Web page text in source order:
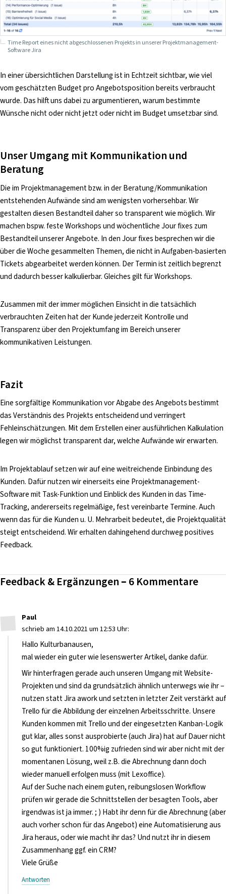
Time Report eines nicht abgeschlossenen Projekts in unserer Projektmanagement-
Software Jira
In einer übersichtlichen Darstellung ist in Echtzeit sichtbar, wie viel
vom geschätzten Budget pro Angebotsposition bereits verbraucht
wurde. Das hilft uns dabei zu argumentieren, warum bestimmte
Wünsche nicht oder nicht jetzt oder nicht im Budget umsetzbar sind.
Unser Umgang mit Kommunikation und
Beratung
Die im Projektmanagement bzw. in der Beratung/Kommunikation
entstehenden Aufwände sind am wenigsten vorhersehbar. Wir
gestalten diesen Bestandteil daher so transparent wie möglich. Wir
machen bspw. feste Workshops und wöchentliche Jour fixes zum
Bestandteil unserer Angebote. In den Jour fixes besprechen wir die
über die Woche gesammelten Themen, die nicht in Aufgaben-basierten
Tickets abgearbeitet werden können. Der Termin ist zeitlich begrenzt
und dadurch besser kalkulierbar. Gleiches gilt für Workshops.
Zusammen mit der immer möglichen Einsicht in die tatsächlich
verbrauchten Zeiten hat der Kunde jederzeit Kontrolle und
Transparenz über den Projektumfang im Bereich unserer
kommunikativen Leistungen.
Fazit
Eine sorgfältige Kommunikation vor Abgabe des Angebots bestimmt
das Verständnis des Projekts entscheidend und verringert
Fehleinschätzungen. Mit dem Erstellen einer ausführlichen Kalkulation
legen wir möglichst transparent dar, welche Aufwände wir erwarten.
Im Projektablauf setzen wir auf eine weitreichende Einbindung des
Kunden. Dafür nutzen wir einerseits eine Projektmanagement-
Software mit Task-Funktion und Einblick des Kunden in das Time-
Tracking, andererseits regelmäßige, fest vereinbarte Termine. Auch
wenn das für die Kunden u. U. Mehrarbeit bedeutet, die Projektqualität
steigt entscheidend. Wir erhalten dahingehend durchweg positives
Feedback.
Feedback & Ergänzungen – 6 Kommentare
Paul
schrieb am 14.10.2021 um 12:53 Uhr:
Hallo Kulturbanausen,
mal wieder ein guter wie lesenswerter Artikel, danke dafür.
Wir hinterfragen gerade auch unseren Umgang mit Website-
Projekten und sind da grundsätzlich ähnlich unterwegs wie ihr –
nutzen statt Jira awork und setzten in letzter Zeit verstärkt auf
Trello für die Abbildung der einzelnen Arbeitsschritte. Unsere
Kunden kommen mit Trello und der eingesetzten Kanban-Logik
gut klar, alles sonst ausprobierte (auch Jira) hat auf Dauer nicht
so gut funktioniert. 100%ig zufrieden sind wir aber nicht mit der
momentanen Lösung, weil z.B. die Abrechnung dann doch
wieder manuell erfolgen muss (mit Lexoffice).
Auf der Suche nach einem guten, reibungslosen Workflow
prüfen wir gerade die Schnittstellen der besagten Tools, aber
irgendwas ist ja immer. ; ) Habt ihr denn für die Abrechnung (aber
auch vorher schon für das Angebot) eine Automatisierung aus
Jira heraus, oder wie macht ihr das? Und nutzt ihr in diesem
Zusammenhang ggf. ein CRM?
Viele Grüße
Antworten